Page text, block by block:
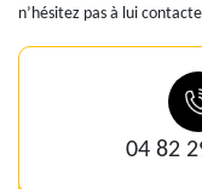
n’hésitez pas à lui
04 82